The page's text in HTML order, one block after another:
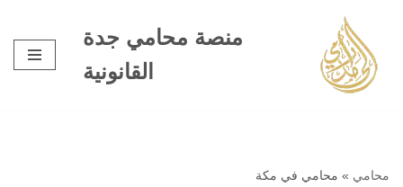
تخطى
إلى
المحتوى
منصة محامي جدة
القانونية
محامي » محامي في مكة